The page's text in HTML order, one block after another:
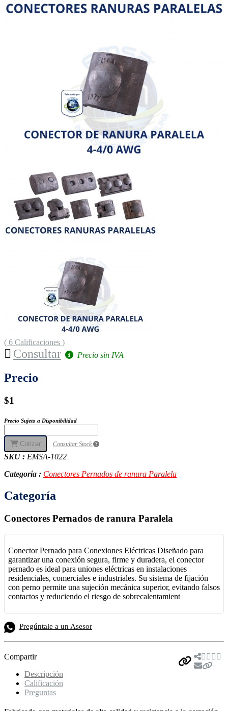
( 6 Calificaciones )
Consultar Precio sin IVA
Precio
$1
Precio Sujeto a Disponibilidad
Cotizar Consultar Stock
SKU : EMSA-1022
Categoría : Conectores Pernados de ranura Paralela
Categoría
Conectores Pernados de ranura Paralela
Conector Pernado para Conexiones Eléctricas Diseñado para
garantizar una conexión segura, firme y duradera, el conector
pernado es ideal para uniones eléctricas en instalaciones
residenciales, comerciales e industriales. Su sistema de fijación
con perno permite una sujeción mecánica superior, evitando falsos
contactos y reduciendo el riesgo de sobrecalentamient
Pregúntale a un Asesor
Compartir
Descripción
Calificación
Preguntas